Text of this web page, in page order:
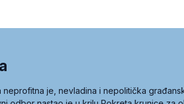
neprofitna je, nevladina i nepolitička